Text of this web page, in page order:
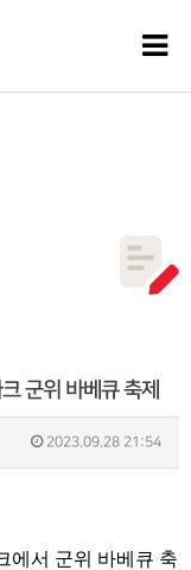
군위 바베큐 축제
2023.09.28 21:54
에서 군위 바베큐 축